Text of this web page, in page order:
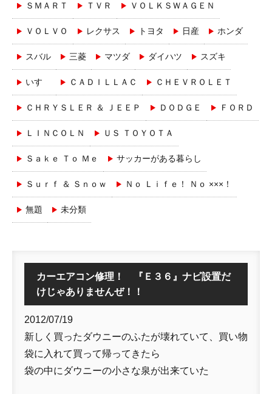
ＳＭＡＲＴ ＴＶＲ ＶＯＬＫＳＷＡＧＥＮ
ＶＯＬＶＯ レクサス トヨタ 日産 ホンダ
スバル 三菱 マツダ ダイハツ スズキ
いすゞ ＣＡＤＩＬＬＡＣ ＣＨＥＶＲＯＬＥＴ
ＣＨＲＹＳＬＥＲ ＆ ＪＥＥＰ ＤＯＤＧＥ ＦＯＲＤ
ＬＩＮＣＯＬＮ ＵＳ ＴＯＹＯＴＡ
Ｓａｋｅ Ｔｏ Ｍｅ サッカーがある暮らし
Ｓｕｒｆ ＆ Ｓｎｏｗ Ｎｏ Ｌｉｆｅ！ Ｎｏ ×××！
無題 未分類
カーエアコン修理！ 『Ｅ３６』ナビ設置だ
けじゃありませんぜ！！
2012/07/19
新しく買ったダウニーのふたが壊れていて、買い物
袋に入れて買って帰ってきたら
袋の中にダウニーの小さな泉が出来ていた